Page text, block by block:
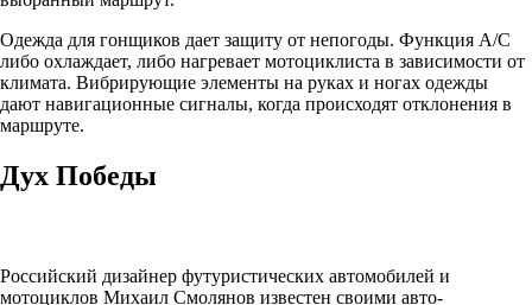
Одежда для гонщиков дает защиту от непогоды. Функция A/C
либо охлаждает, либо нагревает мотоциклиста в зависимости от
климата. Вибрирующие элементы на руках и ногах одежды
дают навигационные сигналы, когда происходят отклонения в
маршруте.
Дух Победы
Российский дизайнер футуристических автомобилей и
мотоциклов Михаил Смолянов известен своими авто-